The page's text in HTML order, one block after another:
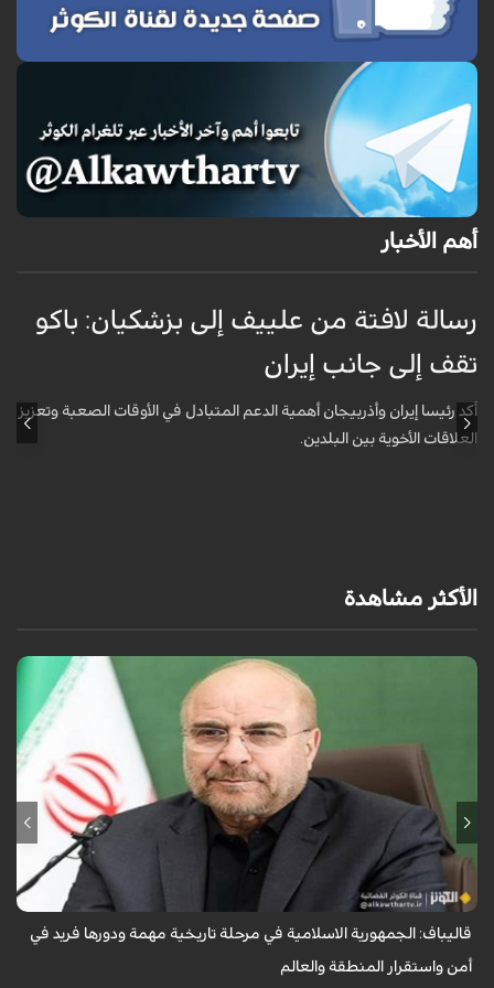
أهم الأخبار
رسالة لافتة من علييف إلى بزشكيان: باكو
تقف إلى جانب إيران
أكد رئيسا إيران وأذربيجان أهمية الدعم المتبادل في الأوقات الصعبة وتعزيز
العلاقات الأخوية بين البلدين.
الأكثر مشاهدة
اكد رئيس مجلس الشورى الاسلامي محمد باقر قاليباف بان الجمهورية الاسلامية
الايرانية اليوم تمر بواحدة من اهم مراحلها التاريخية وتؤدي دوراً لا مثيل له في ...
قاليباف: الجمهورية الاسلامية في مرحلة تاريخية مهمة ودورها فريد في
أمن واستقرار المنطقة والعالم